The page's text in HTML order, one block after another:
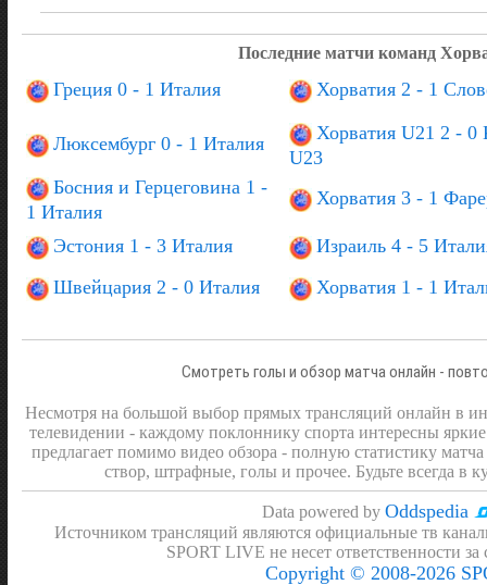
Последние матчи команд
Греция 0 - 1 Италия Хорватия 2 - 1
Люксембург 0 - 1 Италия
Хорватия U21 2 - 0
U23
Босния и Герцеговина 1 -
1 Италия
Хорватия 3 - 1
Эстония 1 - 3 Италия
Израиль 4 - 5
Швейцария 2 - 0 Италия
Хорватия 1 - 1
Смотреть голы и обзор матча онлайн -
Несмотря на большой выбор прямых трансляций онлайн в
телевидении - каждому поклоннику спорта интересны
предлагает помимо видео обзора - полную статистику
створ, штрафные, голы и прочее. Будьте всегда в
Data powered byOddspedia
Источником трансляций являются официальные тв
SPORT LIVE не несет ответственности
Copyright © 2008-2026